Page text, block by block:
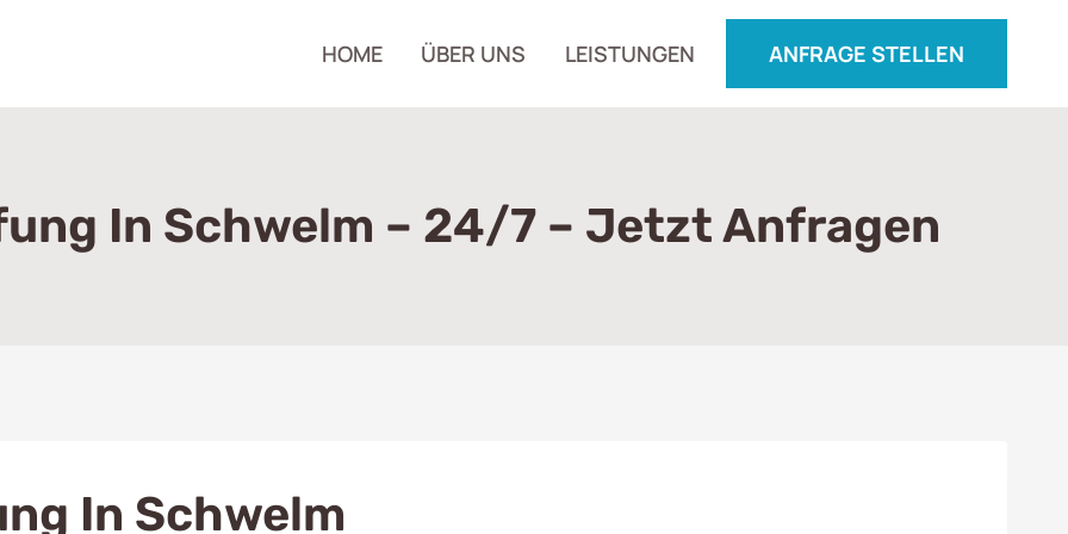
HOME ÜBER UNS LEISTUNGEN ANFRAGE STELLEN
In Schwelm – 24/7 – Jetzt Anfragen
In Schwelm